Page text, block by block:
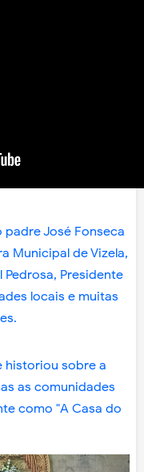
José Fonseca
Municipal de Vizela,
Presidente
locais e muitas
historiou sobre a
as comunidades
como "A Casa do